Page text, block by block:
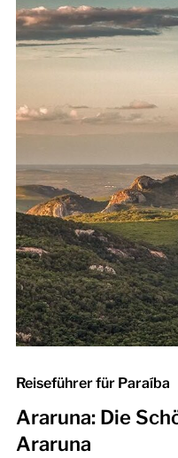
Reiseführer für Paraíba
Araruna: Die
Araruna